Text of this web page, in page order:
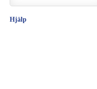
Hjälp